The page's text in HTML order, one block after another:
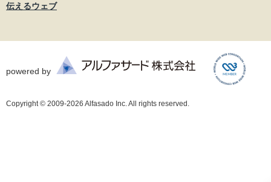
伝えるウェブ
Copyright © 2009-2026 Alfasado Inc. All rights reserved.
powered by